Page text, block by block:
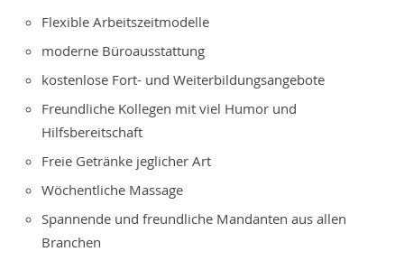
Flexible Arbeitszeitmodelle
moderne Büroausstattung
kostenlose Fort- und Weiterbildungsangebote
Freundliche Kollegen mit viel Humor und
Hilfsbereitschaft
Freie Getränke jeglicher Art
Wöchentliche Massage
Spannende und freundliche Mandanten aus allen
Branchen